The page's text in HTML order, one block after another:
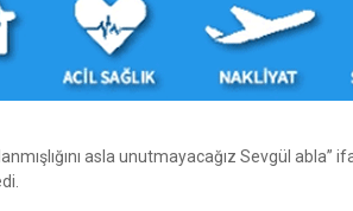
asla unutmayacağız Sevgül abla”